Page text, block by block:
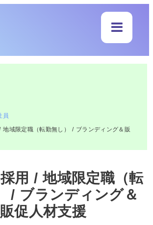
員
地域限定職（転勤無し） / ブランディング＆販
用 / 地域限定職（転
/ ブランディング＆
販促人材支援